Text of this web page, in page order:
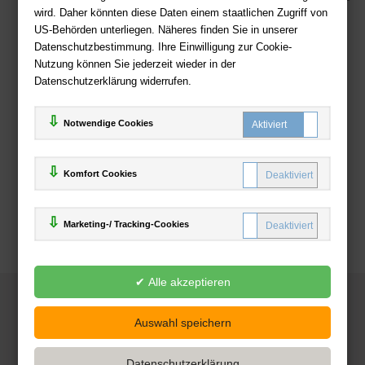
wird. Daher könnten diese Daten einem staatlichen Zugriff von
US-Behörden unterliegen. Näheres finden Sie in unserer
Datenschutzbestimmung. Ihre Einwilligung zur Cookie-
Nutzung können Sie jederzeit wieder in der
Datenschutzerklärung widerrufen.
Notwendige Cookies
Komfort Cookies
Marketing-/ Tracking-Cookies
Zahlweisen
Deutsche-Buchhandlung.de
www.deutsche-buchhandlung.de ist ein Angebot der
Powered by Inooga